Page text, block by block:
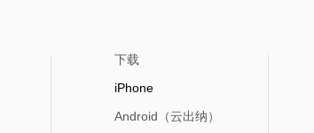
下载
iPhone
Android（云出纳）